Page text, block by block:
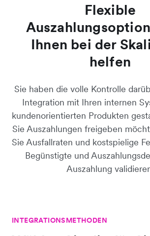
Flexible
Ihnen bei der
helfen
Sie haben die volle Kontrolle
Integration mit Ihren internen
kundenorientierten Produkten
Sie Auszahlungen freigeben
Sie Ausfallraten und kostspielige
Begünstigte und
Auszahlung
INTEGRATIONSMETHODEN